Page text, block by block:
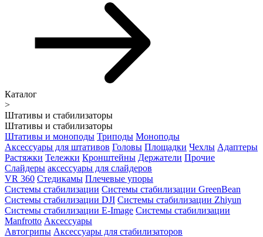
Каталог
>
Штативы и стабилизаторы
Штативы и стабилизаторы
Штативы и моноподы Триподы Моноподы
Аксессуары для штативов Головы Площадки Чехлы Адаптеры
Растяжки Тележки Кронштейны Держатели Прочие
Слайдеры аксессуары для слайдеров
VR 360 Стедикамы Плечевые упоры
Системы стабилизации Системы стабилизации GreenBean
Системы стабилизации DJI Системы стабилизации Zhiyun
Системы стабилизации E-Image Системы стабилизации
Manfrotto Аксессуары
Автогрипы Аксессуары для стабилизаторов